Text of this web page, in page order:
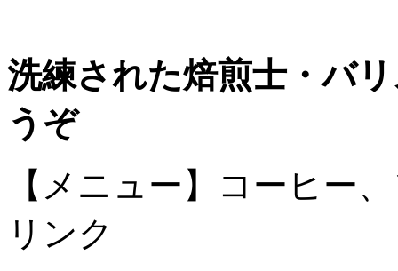
洗練された焙煎士・バ
うぞ
【メニュー】コーヒー
リンク